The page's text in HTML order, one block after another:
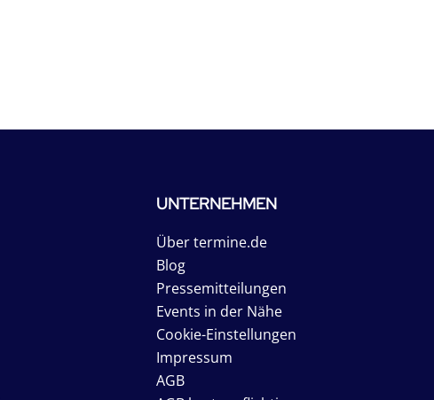
UNTERNEHMEN
Über termine.de
Blog
Pressemitteilungen
Events in der Nähe
Cookie-Einstellungen
Impressum
AGB